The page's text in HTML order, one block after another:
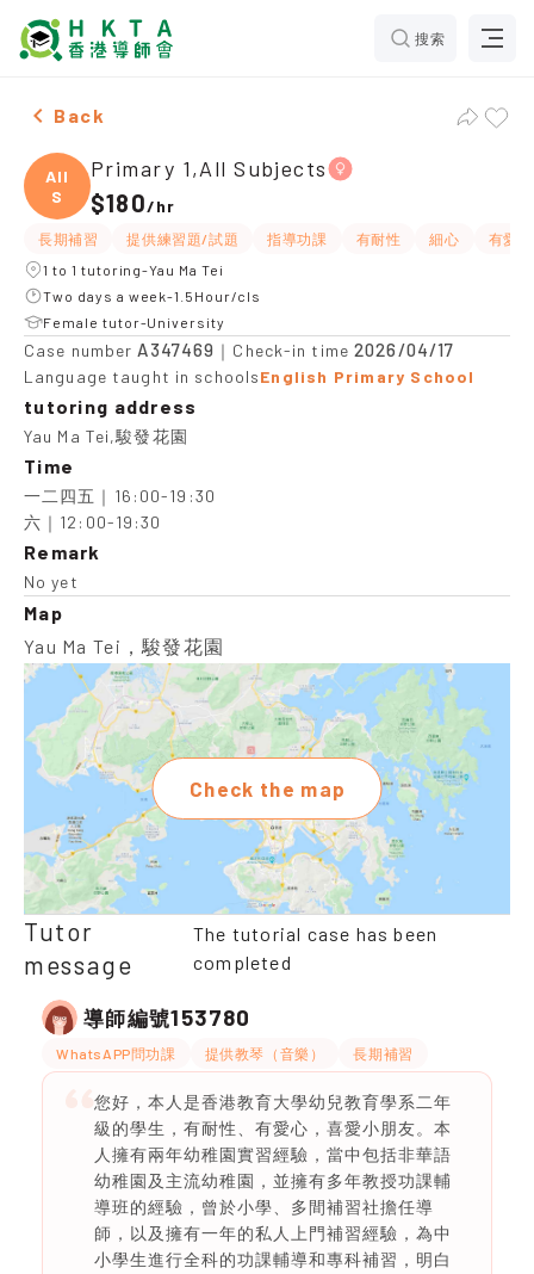
搜索
Female Primary 1,All Subjects，Yau Ma Tei Tuition
Back
All
S
Primary 1,All Subjects
$180/hr
長期補習 提供練習題/試題 指導功課 有耐性 細心
有愛心
1 to 1 tutoring-Yau Ma Tei
Two days a week-1.5Hour/cls
Female tutor-University
Case number A347469 ｜Check-in time2026/04/17
Language taught in schoolsEnglish Primary School
tutoring address
Yau Ma Tei,駿發花園
Time
一二四五｜16:00-19:30
六｜12:00-19:30
Remark
No yet
Map
Yau Ma Tei，駿發花園
Check the map
Tutor
message
The tutorial case has been
completed
導師編號153780
WhatsAPP問功課 提供教琴（音樂） 長期補習
您好，本人是香港教育大學幼兒教育學系二年
級的學生，有耐性、有愛心，喜愛小朋友。本
人擁有兩年幼稚園實習經驗，當中包括非華語
幼稚園及主流幼稚園，並擁有多年教授功課輔
導班的經驗，曾於小學、多間補習社擔任導
師，以及擁有一年的私人上門補習經驗，為中
小學生進行全科的功課輔導和專科補習，明白